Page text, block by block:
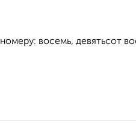
восемь, девятьсот